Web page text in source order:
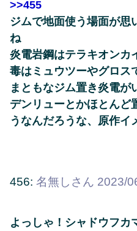
>>455
ジムで地面使う場面が思
ね
炎電岩鋼はテラキオンカ
毒はミュウツーやグロス
まともなジム置き炎電が
デンリューとかほとんど
うなんだろうな、原作イ
456: 名無しさん 2023/
よっしゃ！シャドウフカ